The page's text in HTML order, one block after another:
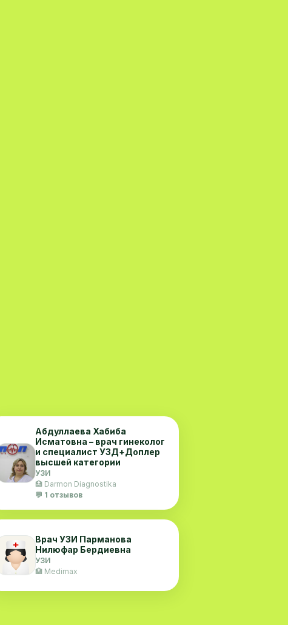
Абдуллаева Хабиба
Исматовна – врач гинеколог
и специалист УЗД+Доплер
высшей категории
УЗИ
🏥 Darmon Diagnostika
💬 1 отзывов
Врач УЗИ Парманова
Нилюфар Бердиевна
УЗИ
🏥 Medimax